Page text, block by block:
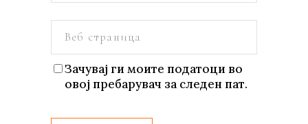
Зачувај ги моите податоци во
овој пребарувач за следен пат.